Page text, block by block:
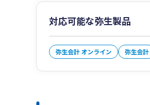
対応可能な弥生製品
弥生会計 オンライン 弥生会計